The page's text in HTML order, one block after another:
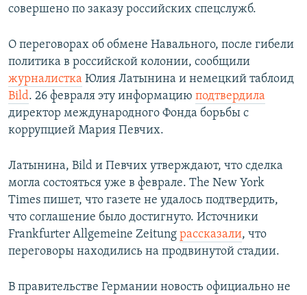
совершено по заказу российских спецслужб.
О переговорах об обмене Навального, после гибели
политика в российской колонии, сообщили
журналистка Юлия Латынина и немецкий таблоид
Bild. 26 февраля эту информацию подтвердила
директор международного Фонда борьбы с
коррупцией Мария Певчих.
Латынина, Bild и Певчих утверждают, что сделка
могла состояться уже в феврале. The New York
Times пишет, что газете не удалось подтвердить,
что соглашение было достигнуто. Источники
Frankfurter Allgemeine Zeitung рассказали, что
переговоры находились на продвинутой стадии.
В правительстве Германии новость официально не